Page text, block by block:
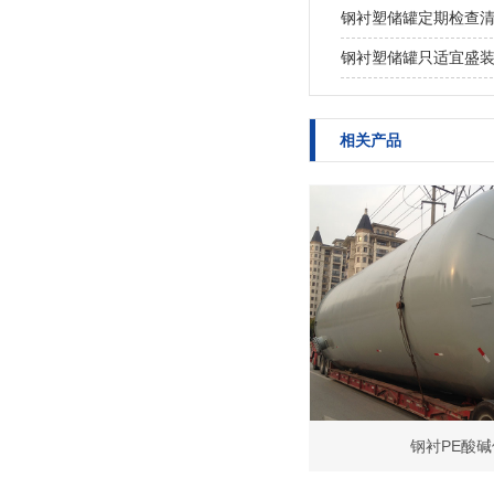
钢衬塑储罐定期检查
钢衬塑储罐只适宜盛
相关产品
钢衬PE酸